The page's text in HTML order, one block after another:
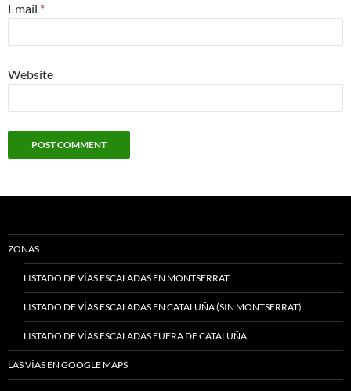
Email *
Website
ZONAS
LISTADO DE VÍAS ESCALADAS EN MONTSERRAT
LISTADO DE VÍAS ESCALADAS EN CATALUÑA (SIN MONTSERRAT)
LISTADO DE VÍAS ESCALADAS FUERA DE CATALUÑA
LAS VÍAS EN GOOGLE MAPS